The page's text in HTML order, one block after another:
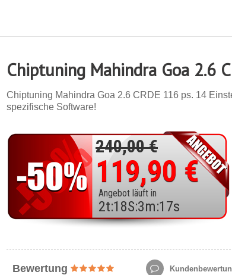
Chiptuning Mahindra Goa 2.6
Chiptuning Mahindra Goa 2.6 CRDE 116 ps. 14
spezifische Software!
240,00 €
119,90 €
Angebot läuft in
2t:18S:3m:15s
Bewertung